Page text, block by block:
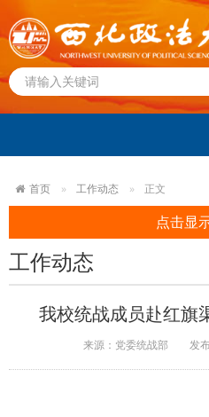
首页 工作动态 正文
点击显
工作动态
我校统战成员赴红旗
来源：党委统战部 发